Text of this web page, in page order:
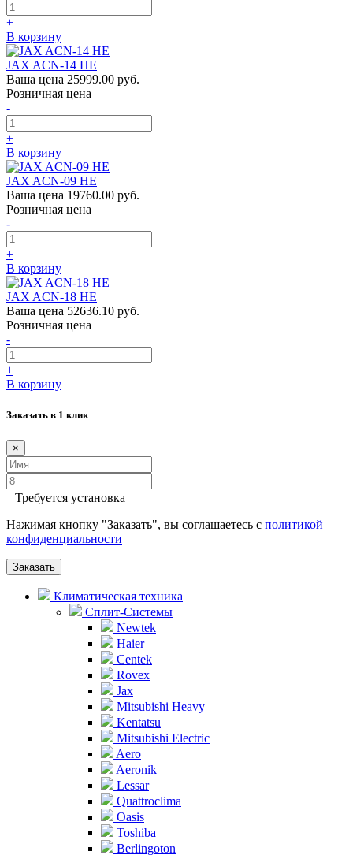
+
В корзину
JAX ACN-14 HE
Ваша цена 25999.00 руб.
Розничная цена
-
+
В корзину
JAX ACN-09 HE
Ваша цена 19760.00 руб.
Розничная цена
-
+
В корзину
JAX ACN-18 HE
Ваша цена 52636.10 руб.
Розничная цена
-
+
В корзину
Заказать в 1 клик
×
Требуется установка
Нажимая кнопку "Заказать", вы соглашаетесь с политикой
конфиденциальности
Заказать
Климатическая техника
Сплит-Системы
Newtek
Haier
Centek
Rovex
Jax
Mitsubishi Heavy
Kentatsu
Mitsubishi Electric
Aero
Aeronik
Lessar
Quattroclima
Oasis
Toshiba
Berlingoton